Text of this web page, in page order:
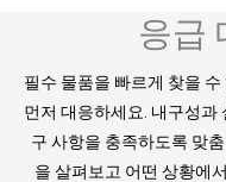
응급
필수 물품을 빠르게 찾을
먼저 대응하세요. 내구성과
구 사항을 충족하도록 맞
을 살펴보고 어떤 상황에